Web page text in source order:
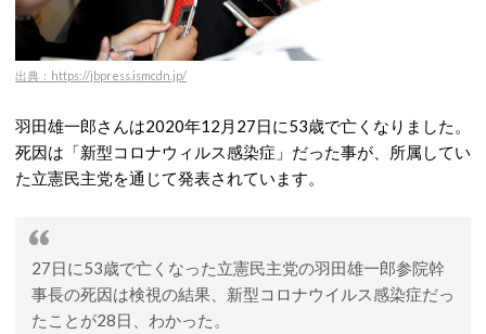
出典：https://jbpress.ismcdn.jp/
羽田雄一郎さんは2020年12月27日に53歳で亡くなりました。
死因は「新型コロナウィルス感染症」だった事が、所属してい
た立憲民主党を通じて発表されています。
27日に53歳で亡くなった立憲民主党の羽田雄一郎参院幹
事長の死因は検視の結果、新型コロナウイルス感染症だっ
たことが28日、わかった。